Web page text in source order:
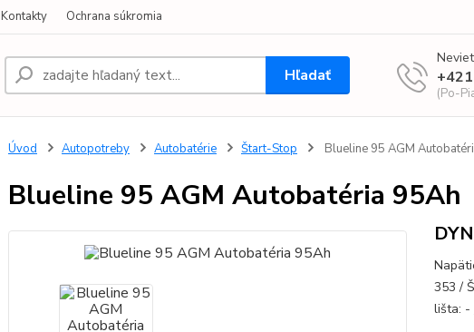
Kontakty Ochrana súkromia
Hľadať
(Po-
Úvod Autopotreby Autobatérie Štart-Stop Blueline 95 AGM
Blueline 95 AGM Autobatéria 95Ah
353 /
lišta: -